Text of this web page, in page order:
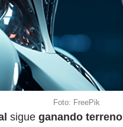
Foto: FreePik
sigue ganando terreno